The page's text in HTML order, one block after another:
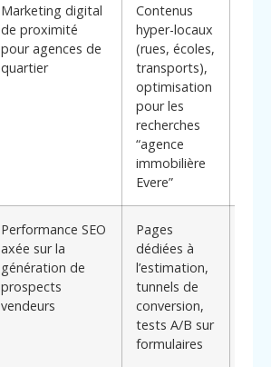
Marketing digital
de proximité
pour agences de
quartier
Contenus
hyper-locaux
(rues, écoles,
transports),
optimisation
pour les
recherches
“agence
immobilière
Evere”
Performance SEO
axée sur la
génération de
prospects
vendeurs
Pages
dédiées à
l’estimation,
tunnels de
conversion,
tests A/B sur
formulaires